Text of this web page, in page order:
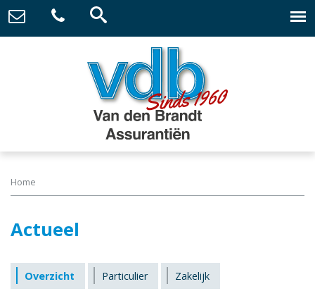
Home
Actueel
Overzicht Particulier Zakelijk